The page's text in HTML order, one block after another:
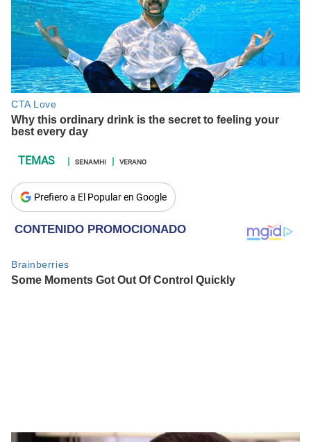
SENAMHI VERANO
Prefiero a El Popular en Google